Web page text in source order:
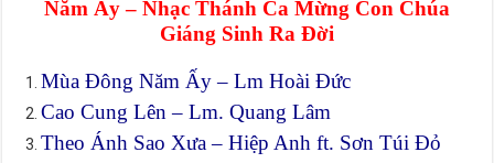
Năm Ấy – Nhạc Thánh Ca Mừng Con Chúa
Giáng Sinh Ra Đời
Mùa Đông Năm Ấy – Lm Hoài Đức
Cao Cung Lên – Lm. Quang Lâm
Theo Ánh Sao Xưa – Hiệp Anh ft. Sơn Túi Đỏ